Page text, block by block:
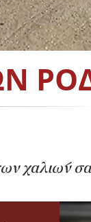
χαλιών